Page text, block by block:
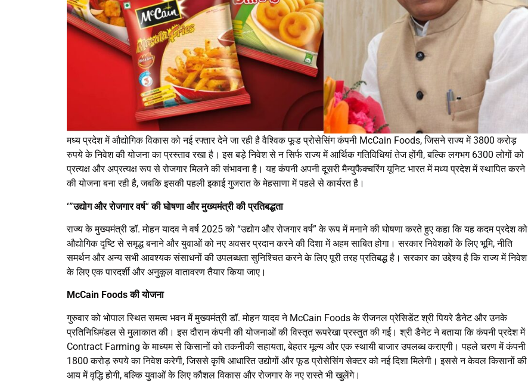
मध्य प्रदेश में औद्योगिक विकास को नई रफ्तार देने जा रही है वैश्विक फूड प्रोसेसिंग कंपनी McCain Foods, जिसने राज्य में 3800 करोड़
रुपये के निवेश की योजना का प्रस्ताव रखा है। इस बड़े निवेश से न सिर्फ राज्य में आर्थिक गतिविधियां तेज होंगी, बल्कि लगभग 6300 लोगों को
प्रत्यक्ष और अप्रत्यक्ष रूप से रोजगार मिलने की संभावना है। यह कंपनी अपनी दूसरी मैन्युफैक्चरिंग यूनिट भारत में मध्य प्रदेश में स्थापित करने
की योजना बना रही है, जबकि इसकी पहली इकाई गुजरात के मेहसाणा में पहले से कार्यरत है।
‘”उद्योग और रोजगार वर्ष“की घोषणा और मुख्यमंत्री की प्रतिबद्धता
राज्य के मुख्यमंत्री डॉ. मोहन यादव ने वर्ष 2025 को “उद्योग और रोजगार वर्ष” के रूप में मनाने की घोषणा करते हुए कहा कि यह कदम प्रदेश को
औद्योगिक दृष्टि से समृद्ध बनाने और युवाओं को नए अवसर प्रदान करने की दिशा में अहम साबित होगा। सरकार निवेशकों के लिए भूमि, नीति
समर्थन और अन्य सभी आवश्यक संसाधनों की उपलब्धता सुनिश्चित करने के लिए पूरी तरह प्रतिबद्ध है। सरकार का उद्देश्य है कि राज्य में निवेश
के लिए एक पारदर्शी और अनुकूल वातावरण तैयार किया जाए।
McCain Foods की योजना
गुरुवार को भोपाल स्थित समत्व भवन में मुख्यमंत्री डॉ. मोहन यादव ने McCain Foods के रीजनल प्रेसिडेंट श्री पियरे डैनेट और उनके
प्रतिनिधिमंडल से मुलाकात की। इस दौरान कंपनी की योजनाओं की विस्तृत रूपरेखा प्रस्तुत की गई। श्री डैनेट ने बताया कि कंपनी प्रदेश में
Contract Farming के माध्यम से किसानों को तकनीकी सहायता, बेहतर मूल्य और एक स्थायी बाजार उपलब्ध कराएगी। पहले चरण में कंपनी
1800 करोड़ रुपये का निवेश करेगी, जिससे कृषि आधारित उद्योगों और फूड प्रोसेसिंग सेक्टर को नई दिशा मिलेगी। इससे न केवल किसानों की
आय में वृद्धि होगी, बल्कि युवाओं के लिए कौशल विकास और रोजगार के नए रास्ते भी खुलेंगे।